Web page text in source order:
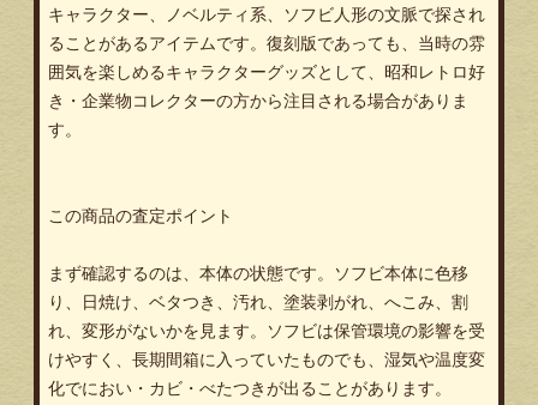
キャラクター、ノベルティ系、ソフビ人形の文脈で探され
ることがあるアイテムです。復刻版であっても、当時の雰
囲気を楽しめるキャラクターグッズとして、昭和レトロ好
き・企業物コレクターの方から注目される場合がありま
す。
この商品の査定ポイント
まず確認するのは、本体の状態です。ソフビ本体に色移
り、日焼け、ベタつき、汚れ、塗装剥がれ、へこみ、割
れ、変形がないかを見ます。ソフビは保管環境の影響を受
けやすく、長期間箱に入っていたものでも、湿気や温度変
化でにおい・カビ・べたつきが出ることがあります。